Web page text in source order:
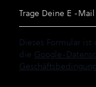
Dieses Formular ist
die Google-